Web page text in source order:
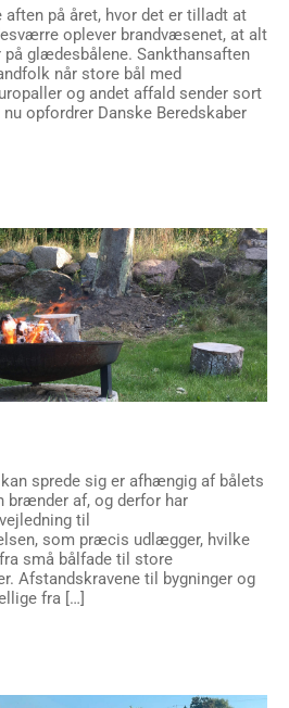
aften på året, hvor det er tilladt at
oplever brandvæsenet, at alt
glædesbålene. Sankthansaften
når store bål med
og andet affald sender sort
opfordrer Danske Beredskaber
sprede sig er afhængig af bålets
brænder af, og derfor har
til
som præcis udlægger, hvilke
små bålfade til store
Afstandskravene til bygninger og
fra […]